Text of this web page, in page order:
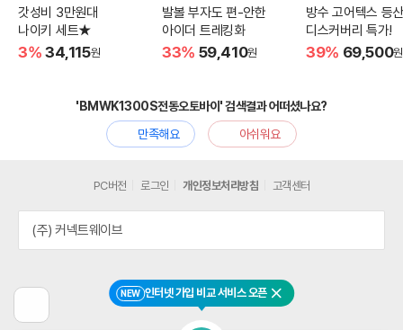
갓성비 3만원대
나이키 세트★
3% 34,115원
발볼 부자도 편-안한
아이더 트레킹화
33% 59,410원
방수 고어텍스 등
디스커버리 특가!
39% 69,500원
'BMWK1300S전동오토바이' 검색결과 어떠셨나요?
만족해요
아쉬워요
전
NEW 인터넷 가입 비교 서비스 오픈 닫기
PC버전 로그인 개인정보처리방침 고객센터
(주) 커넥트웨이브